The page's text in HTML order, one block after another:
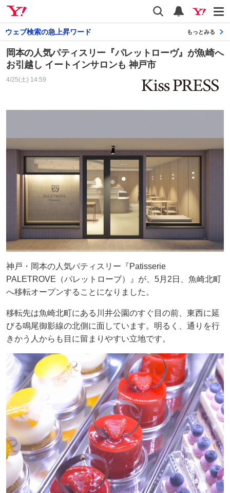
検索 通知
ウェブ検索の急上昇ワード もっとみる
岡本の人気パティスリー『パレットローヴ』が魚崎へ
お引越し イートインサロンも 神戸市
4/25(土) 14:59
神戸・岡本の人気パティスリー『Patisserie
PALETROVE（パレットローブ）』が、5月2日、魚崎北町
へ移転オープンすることになりました。
移転先は魚崎北町にある川井公園のすぐ目の前、東西に延
びる鳴尾御影線の北側に面しています。明るく、通りを行
きかう人からも目に留まりやすい立地です。